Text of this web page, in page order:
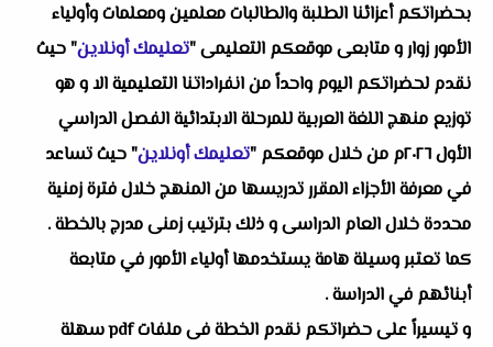
بحضراتكم أعزائنا الطلبة والطالبات معلمين ومعلمات وأولياء
الأمور زوار و متابعى موقعكم التعليمى "تعليمك أونلاين" حيث
نقدم لحضراتكم اليوم واحداً من انفراداتنا التعليمية الا و هو
توزيع منهج اللغة العربية للمرحلة الابتدائية الفصل الدراسي
الأول ٢٠٢٦م من خلال موقعكم "
تعليمك أونلاين" حيث تساعد
في معرفة الأجزاء المقرر تدريسها من المنهج خلال فترة زمنية
محددة خلال العام الدراسى و ذلك بترتيب زمنى مدرج بالخطة .
كما تعتبر وسيلة هامة يستخدمها أولياء الأمور في متابعة
أبنائهم في الدراسة .
و تيسيراً على حضراتكم نقدم الخطة فى ملفات pdf سهلة